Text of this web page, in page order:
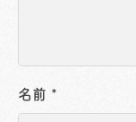
名前 *